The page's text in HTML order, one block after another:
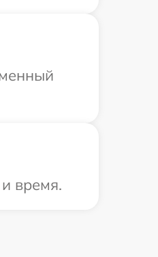
время.